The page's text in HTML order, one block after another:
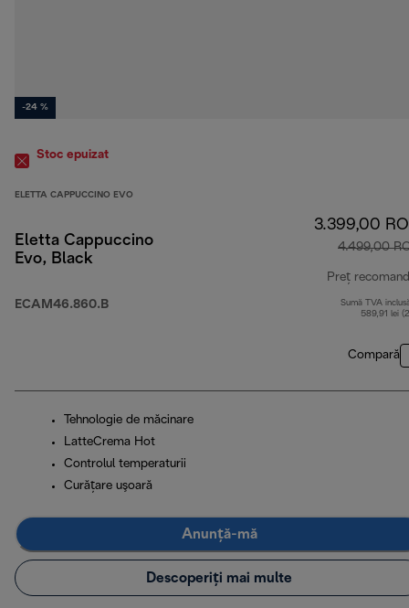
-24 %
Stoc epuizat
ELETTA CAPPUCCINO EVO
Eletta Cappuccino
Evo, Black
ECAM46.860.B
3.399,00
4.499,00
Preț
Sumă TVA
589,91 lei
Compară
Tehnologie de măcinare
LatteCrema Hot
Controlul temperaturii
Curăţare uşoară
Anunță-mă
Descoperiți mai multe